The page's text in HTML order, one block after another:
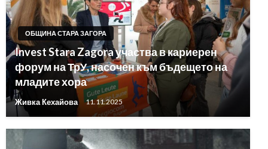
ОБЩИНА СТАРА ЗАГОРА
Invest Stara Zagora участва в кариерен
форум на ТрУ, насочен към бъдещето на
младите хора
Живка Кехайова 11.11.2025